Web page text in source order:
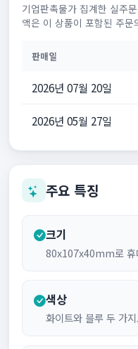
기업판촉물가 집계한 실주
액은 이 상품이 포함된 주
판매일
2026년 07월 20일
2026년 05월 27일
주요 특징
크기
80x107x40mm로 휴
색상
화이트와 블루 두 가